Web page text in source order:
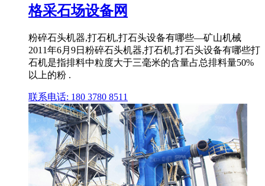
格采石场设备网
粉碎石头机器,打石机,打石头设备有哪些—矿山机械
2011年6月9日粉碎石头机器,打石机,打石头设备有哪些打
石机是指排料中粒度大于三毫米的含量占总排料量50%
以上的粉 .
联系电话: 180 3780 8511